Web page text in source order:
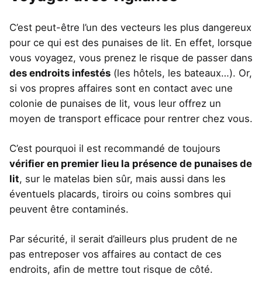
C’est peut-être l’un des vecteurs les plus dangereux
pour ce qui est des punaises de lit. En effet, lorsque
vous voyagez, vous prenez le risque de passer dans
des endroits infestés (les hôtels, les bateaux…). Or,
si vos propres affaires sont en contact avec une
colonie de punaises de lit, vous leur offrez un
moyen de transport efficace pour rentrer chez vous.
C’est pourquoi il est recommandé de toujours
vérifier en premier lieu la présence de punaises de
lit, sur le matelas bien sûr, mais aussi dans les
éventuels placards, tiroirs ou coins sombres qui
peuvent être contaminés.
Par sécurité, il serait d’ailleurs plus prudent de ne
pas entreposer vos affaires au contact de ces
endroits, afin de mettre tout risque de côté.